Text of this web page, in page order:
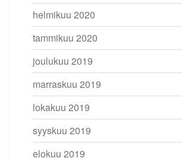
helmikuu 2020
tammikuu 2020
joulukuu 2019
marraskuu 2019
lokakuu 2019
syyskuu 2019
elokuu 2019